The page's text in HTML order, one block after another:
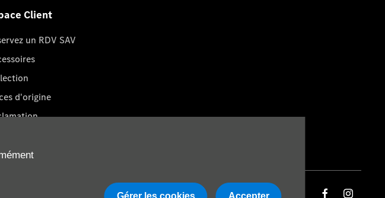
Client
un RDV SAV
d'origine
données Code de Conduite